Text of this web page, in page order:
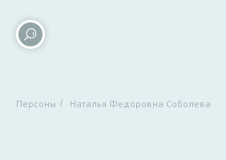
Персоны / Наталья Федоровна Соболева